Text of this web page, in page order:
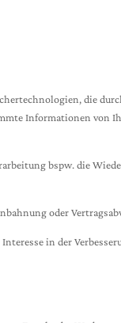
die
Informationen von
bspw. die
oder
in der